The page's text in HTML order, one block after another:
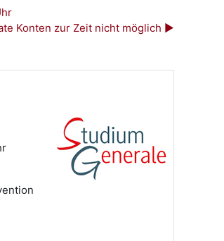
Konten zur Zeit nicht möglich ▶︎